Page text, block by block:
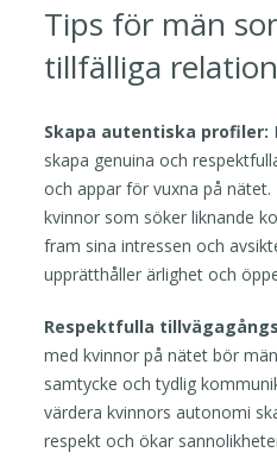
Tips för män
tillfälliga
Skapa autentiska profiler:
skapa genuina och
och appar för vuxna på
kvinnor som söker liknande
fram sina intressen och
upprätthåller ärlighet och
Respektfulla
med kvinnor på nätet bör
samtycke och tydlig
värdera kvinnors autonomi
respekt och ökar